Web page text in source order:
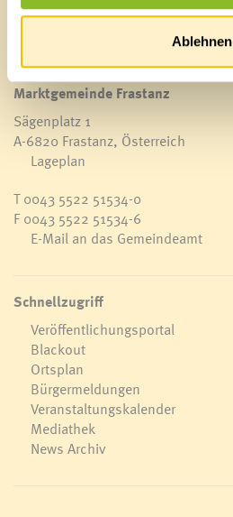
Ablehnen
Marktgemeinde Frastanz
Sägenplatz 1
A-6820 Frastanz, Österreich
Lageplan
T0043 5522 51534-0
F 0043 5522 51534-6
E-Mail an das Gemeindeamt
Schnellzugriff
Veröffentlichungsportal
Blackout
Ortsplan
Bürgermeldungen
Veranstaltungskalender
Mediathek
News Archiv